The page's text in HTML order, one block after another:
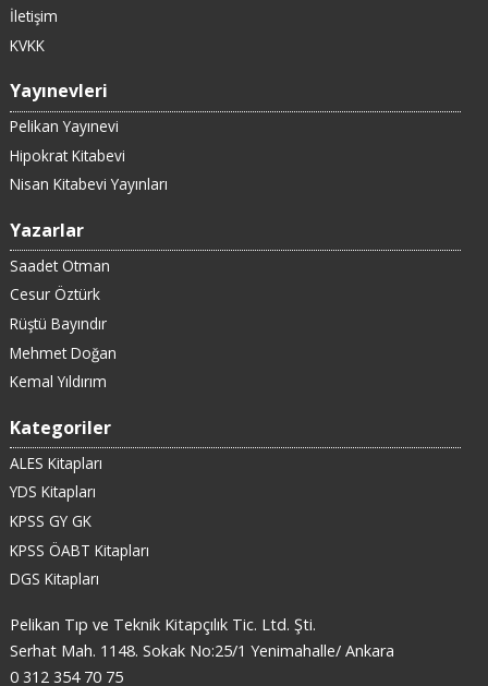
İletişim
KVKK
Yayınevleri
Pelikan Yayınevi
Hipokrat Kitabevi
Nisan Kitabevi Yayınları
Yazarlar
Saadet Otman
Cesur Öztürk
Rüştü Bayındır
Mehmet Doğan
Kemal Yıldırım
Kategoriler
ALES Kitapları
YDS Kitapları
KPSS GY GK
KPSS ÖABT Kitapları
DGS Kitapları
Pelikan Tıp ve Teknik Kitapçılık Tic. Ltd. Şti.
Serhat Mah. 1148. Sokak No:25/1 Yenimahalle/ Ankara
0 312 354 70 75